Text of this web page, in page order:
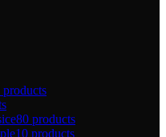
products
80 products
10 products